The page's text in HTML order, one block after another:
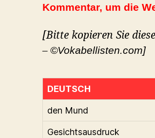
Kommentar, um die
[Bitte kopieren Sie
– ©Vokabellisten.com]
DEUTSCH
den Mund
Gesichtsausdruck